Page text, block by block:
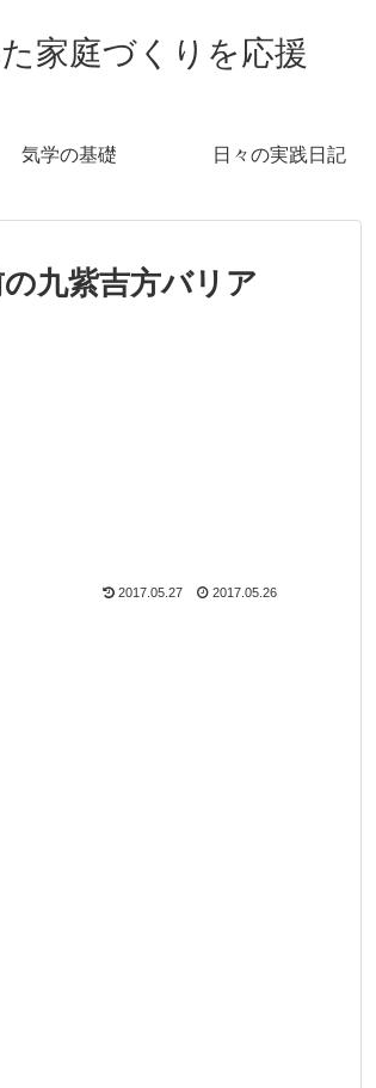
家庭づくりを応援
気学の基礎 日々の実践日記
九紫吉方バリア
2017.05.27 2017.05.26